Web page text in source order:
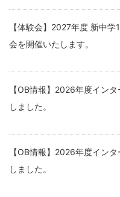
【体験会】2027年度 新中
会を開催いたします。
【OB情報】2026年度イン
しました。
【OB情報】2026年度イン
しました。